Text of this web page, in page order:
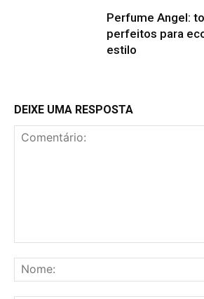
Perfume Angel:
perfeitos para
estilo
DEIXE UMA RESPOSTA